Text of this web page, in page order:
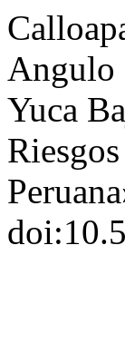
Angulo
Yuca